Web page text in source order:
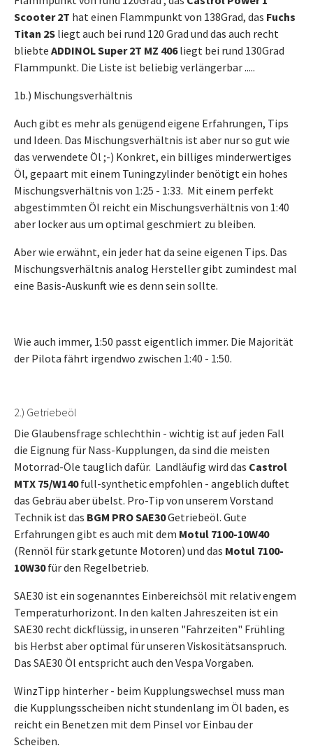
Scooter 2T hat einen Flammpunkt von 138Grad, das Fuchs
Titan 2S liegt auch bei rund 120 Grad und das auch recht
bliebte ADDINOL Super 2T MZ 406liegt bei rund 130Grad
Flammpunkt. Die Liste ist beliebig verlängerbar .....
1b.) Mischungsverhältnis
Auch gibt es mehr als genügend eigene Erfahrungen, Tips
und Ideen. Das Mischungsverhältnis ist aber nur so gut wie
das verwendete Öl ;-) Konkret, ein billiges minderwertiges
Öl, gepaart mit einem Tuningzylinder benötigt ein hohes
Mischungsverhältnis von 1:25 - 1:33. Mit einem perfekt
abgestimmten Öl reicht ein Mischungsverhältnis von 1:40
aber locker aus um optimal geschmiert zu bleiben.
Aber wie erwähnt, ein jeder hat da seine eigenen Tips. Das
Mischungsverhältnis analog Hersteller gibt zumindest mal
eine Basis-Auskunft wie es denn sein sollte.
Wie auch immer, 1:50 passt eigentlich immer. Die Majorität
der Pilota fährt irgendwo zwischen 1:40 - 1:50.
2.) Getriebeöl
Die Glaubensfrage schlechthin - wichtig ist auf jeden Fall
die Eignung für Nass-Kupplungen, da sind die meisten
Motorrad-Öle tauglich dafür. Landläufig wird das Castrol
MTX 75/W140full-synthetic empfohlen - angeblich duftet
das Gebräu aber übelst. Pro-Tip von unserem Vorstand
Technik ist das BGM PRO SAE30Getriebeöl. Gute
Erfahrungen gibt es auch mit dem Motul 7100-10W40
(Rennöl für stark getunte Motoren) und das Motul 7100-
10W30für den Regelbetrieb.
SAE30 ist ein sogenanntes Einbereichsöl mit relativ engem
Temperaturhorizont. In den kalten Jahreszeiten ist ein
SAE30 recht dickflüssig, in unseren "Fahrzeiten" Frühling
bis Herbst aber optimal für unseren Viskositätsanspruch.
Das SAE30 Öl entspricht auch den Vespa Vorgaben.
WinzTipp hinterher - beim Kupplungswechsel muss man
die Kupplungsscheiben nicht stundenlang im Öl baden, es
reicht ein Benetzen mit dem Pinsel vor Einbau der
Scheiben.